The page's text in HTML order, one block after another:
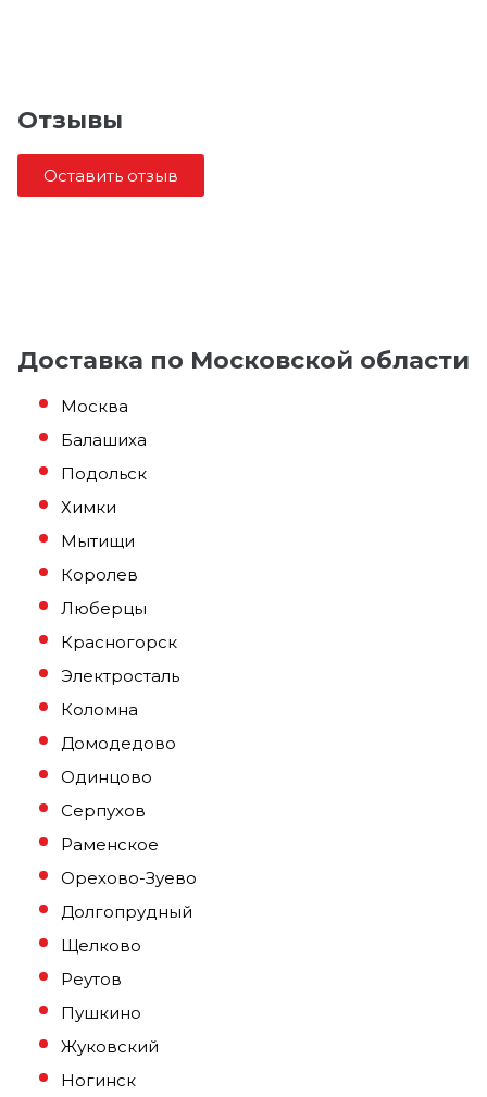
Отзывы
Оставить отзыв
Доставка по Московской области
Москва
Балашиха
Подольск
Химки
Мытищи
Королев
Люберцы
Красногорск
Электросталь
Коломна
Домодедово
Одинцово
Серпухов
Раменское
Орехово-Зуево
Долгопрудный
Щелково
Реутов
Пушкино
Жуковский
Ногинск